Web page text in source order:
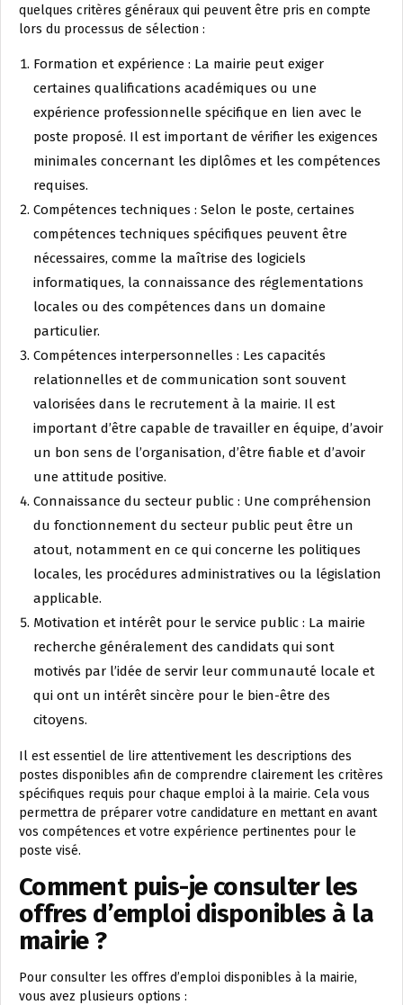
quelques critères généraux qui peuvent être pris en compte
lors du processus de sélection :
Formation et expérience : La mairie peut exiger
certaines qualifications académiques ou une
expérience professionnelle spécifique en lien avec le
poste proposé. Il est important de vérifier les exigences
minimales concernant les diplômes et les compétences
requises.
Compétences techniques : Selon le poste, certaines
compétences techniques spécifiques peuvent être
nécessaires, comme la maîtrise des logiciels
informatiques, la connaissance des réglementations
locales ou des compétences dans un domaine
particulier.
Compétences interpersonnelles : Les capacités
relationnelles et de communication sont souvent
valorisées dans le recrutement à la mairie. Il est
important d’être capable de travailler en équipe, d’avoir
un bon sens de l’organisation, d’être fiable et d’avoir
une attitude positive.
Connaissance du secteur public : Une compréhension
du fonctionnement du secteur public peut être un
atout, notamment en ce qui concerne les politiques
locales, les procédures administratives ou la législation
applicable.
Motivation et intérêt pour le service public : La mairie
recherche généralement des candidats qui sont
motivés par l’idée de servir leur communauté locale et
qui ont un intérêt sincère pour le bien-être des
citoyens.
Il est essentiel de lire attentivement les descriptions des
postes disponibles afin de comprendre clairement les critères
spécifiques requis pour chaque emploi à la mairie. Cela vous
permettra de préparer votre candidature en mettant en avant
vos compétences et votre expérience pertinentes pour le
poste visé.
Comment puis-je consulter les
offres d’emploi disponibles à la
mairie ?
Pour consulter les offres d’emploi disponibles à la mairie,
vous avez plusieurs options :